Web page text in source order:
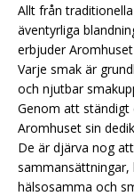
Allt från
äventyrliga
erbjuder
Varje smak är
och njutbar
Genom att
Aromhuset sin
De är djärva nog
hälsosamma och